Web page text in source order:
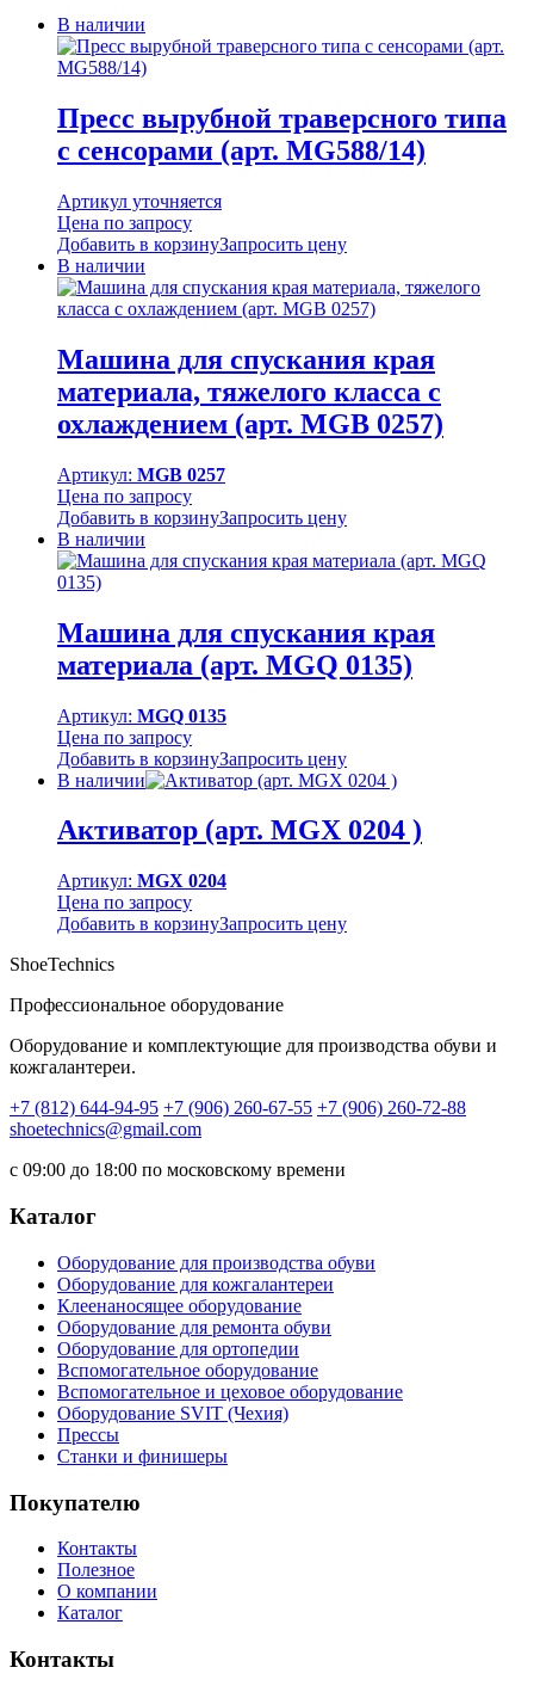
В наличии
Пресс вырубной траверсного типа
с сенсорами (арт. MG588/14)
Артикул уточняется
Цена по запросу
Добавить в корзинуЗапросить цену
В наличии
Машина для спускания края
материала, тяжелого класса с
охлаждением (арт. MGB 0257)
Артикул: MGB 0257
Цена по запросу
Добавить в корзинуЗапросить цену
В наличии
Машина для спускания края
материала (арт. MGQ 0135)
Артикул: MGQ 0135
Цена по запросу
Добавить в корзинуЗапросить цену
В наличии
Активатор (арт. MGХ 0204 )
Артикул: MGX 0204
Цена по запросу
Добавить в корзинуЗапросить цену
ShoeTechnics
Профессиональное оборудование
Оборудование и комплектующие для производства обуви и
кожгалантереи.
+7 (812) 644-94-95 +7 (906) 260-67-55 +7 (906) 260-72-88
shoetechnics@gmail.com
с 09:00 до 18:00 по московскому времени
Каталог
Оборудование для производства обуви
Оборудование для кожгалантереи
Клеенаносящее оборудование
Оборудование для ремонта обуви
Оборудование для ортопедии
Вспомогательное оборудование
Вспомогательное и цеховое оборудование
Оборудование SVIT (Чехия)
Прессы
Станки и финишеры
Покупателю
Контакты
Полезное
О компании
Каталог
Контакты